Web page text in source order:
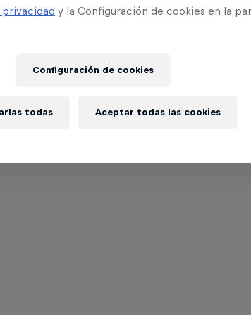
y la Configuración de cookies en la
Configuración de cookies
todas Aceptar todas las cookies